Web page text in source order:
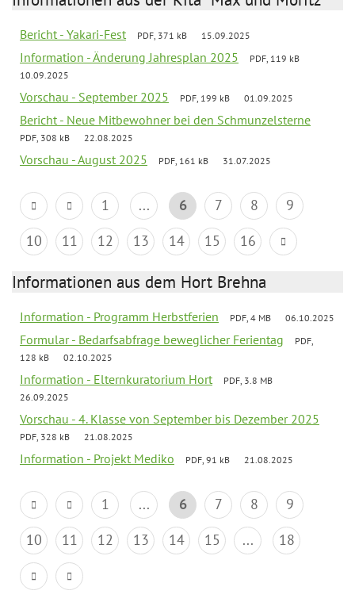
Bericht - Yakari-Fest PDF, 371 kB 15.09.2025
Information - Änderung Jahresplan 2025
PDF, 119 kB
10.09.2025
Vorschau - September 2025 PDF, 199 kB 01.09.2025
Bericht - Neue Mitbewohner bei den Schmunzelsterne
PDF, 308 kB 22.08.2025
Vorschau - August 2025 PDF, 161 kB 31.07.2025
1 ... 6 7 8
9
10
11 12 13 14 15 16
Informationen aus dem Hort Brehna
Information - Programm Herbstferien PDF, 4 MB 06.10.2025
Formular - Bedarfsabfrage beweglicher Ferientag
PDF,
128 kB
02.10.2025
Information - Elternkuratorium Hort
PDF, 3.8 MB
26.09.2025
Vorschau - 4. Klasse von September bis Dezember 2025
PDF, 328 kB 21.08.2025
Information - Projekt Mediko PDF, 91 kB 21.08.2025
1 ... 6 7 8
9
10
11 12 13 14 15 ... 18